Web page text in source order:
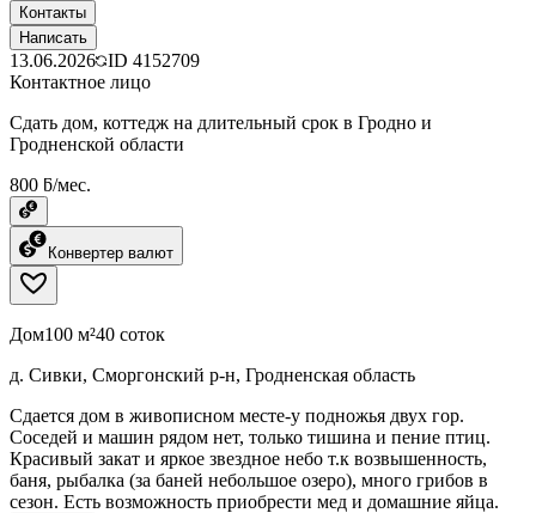
Контакты
Написать
13.06.2026 ID 4152709
Контактное лицо
Сдать дом, коттедж на длительный срок в Гродно и
Гродненской области
800 ƃ/мес.
Конвертер валют
Дом100 м²40 соток
д. Сивки, Сморгонский р-н, Гродненская область
Сдается дом в живописном месте-у подножья двух гор.
Соседей и машин рядом нет, только тишина и пение птиц.
Красивый закат и яркое звездное небо т.к возвышенность,
баня, рыбалка (за баней небольшое озеро), много грибов в
сезон. Есть возможность приобрести мед и домашние яйца.